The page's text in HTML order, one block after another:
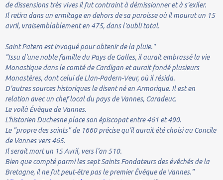
de dissensions très vives il fut contraint à démissionner et à s'exiler.
Il retira dans un ermitage en dehors de sa paroisse où il mourut un 15
avril, vraisemblablement en 475, dans l'oubli total.
Saint Patern est invoqué pour obtenir de la pluie."
"Issu d'une noble famille du Pays de Galles, il aurait embrassé la vie
Monastique dans le comté de Cardigan et aurait fondé plusieurs
Monastères, dont celui de Llan-Padern-Veur, où il résida.
D'autres sources historiques le disent né en Armorique. Il est en
relation avec un chef local du pays de Vannes, Caradeuc.
Le voilà Évêque de Vannes.
L'historien Duchesne place son épiscopat entre 461 et 490.
Le "propre des saints" de 1660 précise qu'il aurait été choisi au Concile
de Vannes vers 465.
Il serait mort un 15 Avril, vers l'an 510.
Bien que compté parmi les sept Saints Fondateurs des évêchés de la
Bretagne, il ne fut peut-être pas le premier Évêque de Vannes."